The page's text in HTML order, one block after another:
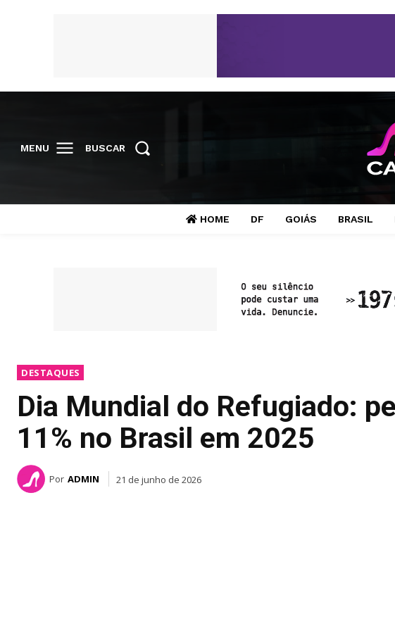
MENU BUSCAR
HOME DF GOIÁS BRASIL
DESTAQUES
Dia Mundial do Refugiado:
11% no Brasil em 2025
Por ADMIN 21 de junho de 2026